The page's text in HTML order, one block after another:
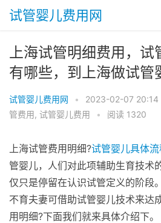
试管婴儿费用网
上海试管明细费用，试
有哪些，到上海做试管
试管婴儿费用网 • 2023-02-07 20:14
管费用, 试管婴儿费用 • 阅读 1320
上海试管费用明细?试管婴儿具体
管婴儿，人们对此项辅助生育技术
仅只是停留在认识试管定义的阶段
不育夫妻可借助试管婴儿技术来达
用明细?下面我们就来具体介绍下。